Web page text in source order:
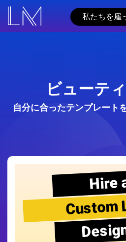
私たちを雇
ビューテ
自分に合ったテンプレート
Hire
Custom